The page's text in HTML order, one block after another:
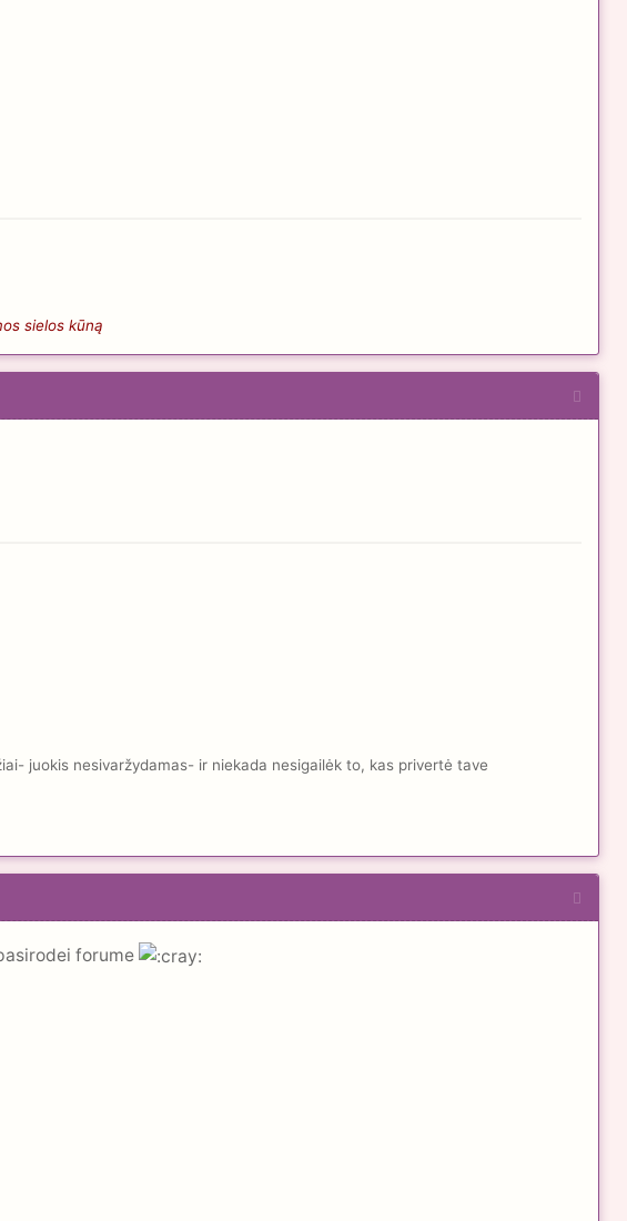
sielos kūną
juokis nesivaržydamas- ir niekada nesigailėk to, kas privertė tave
forume